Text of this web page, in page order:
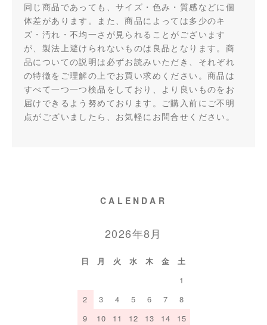
同じ商品であっても、サイズ・色み・質感などに個
体差があります。また、商品によっては多少のキ
ズ・汚れ・不均一さが見られることがございます
が、製法上避けられないものは良品となります。商
品についての説明は必ずお読みいただき、それぞれ
の特徴をご理解の上でお買い求めください。商品は
すべて一つ一つ検品をしており、より良いものをお
届けできるよう努めております。ご購入前にご不明
点がございましたら、お気軽にお問合せください。
CALENDAR
2026年8月
日 月 火 水 木 金
土
1
2
3 4 5 6 7
8
9
10 11 12 13 14
15